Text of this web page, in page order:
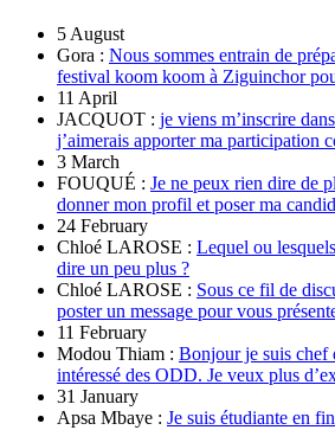
5 August
Gora : Nous sommes entrain de
festival koom koom à Ziguinchor
11 April
JACQUOT : je viens m’inscrire
j’aimerais apporter ma participation
3 March
FOUQUÉ : Je ne peux rien dire de
donner mon profil et poser ma
24 February
Chloé LAROSE : Lequel ou
dire un peu plus ?
Chloé LAROSE : Sous ce fil de
poster un message pour vous
11 February
Modou Thiam : Bonjour je suis chef
intéressé des ODD. Je veux plus
31 January
Apsa Mbaye : Je suis étudiante en